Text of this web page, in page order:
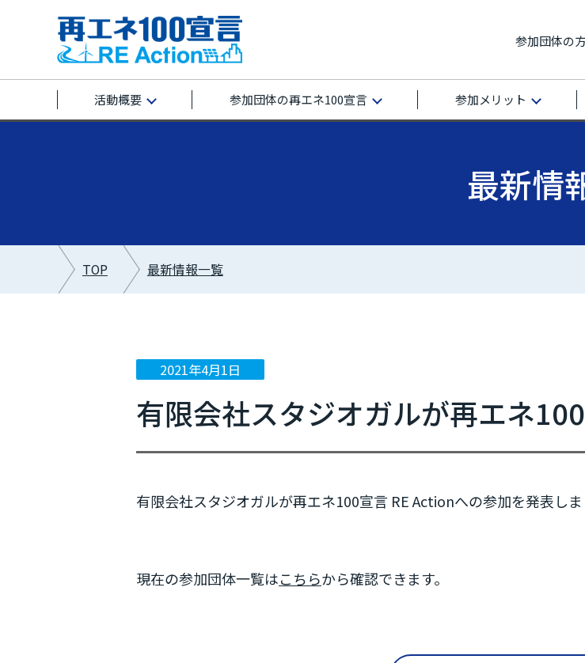
活動概要 参加団体の再エネ100宣言 参加メリット
参加団体の
最新情
TOP 最新情報一覧
イベント情報
プレスリリース
協力イベント
活動報告
参加団体の方へのお知らせ
2021年4月1日
有限会社スタジオガルが再エネ
有限会社スタジオガルが再エネ100宣言 RE Actionへの参加を発表しま
現在の参加団体一覧はこちらから確認できます。